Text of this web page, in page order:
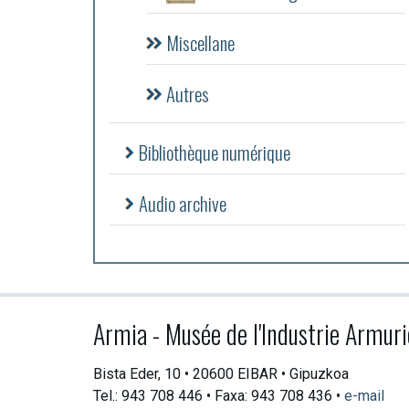
Miscellane
Autres
Bibliothèque numérique
Audio archive
Armia - Musée de l'Industrie
Bista Eder, 10 • 20600 EIBAR • Gipuzkoa
Tel.: 943 708 446 • Faxa: 943 708 436 • e-mail